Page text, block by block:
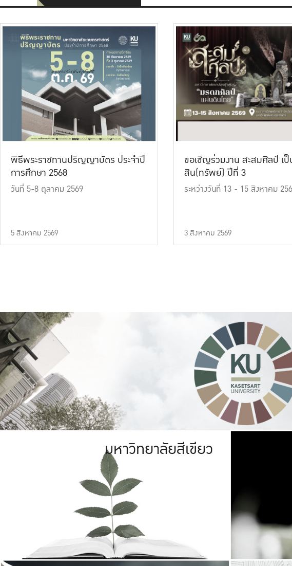
พิธีพระราชทานปริญญาบัตร ประจำปี
การศึกษา 2568
วันที่ 5-8 ตุลาคม 2569
5 สิงหาคม 2569
ขอเชิญร่วมงาน สะสมศิลป์ เ
สิน(ทรัพย์) ปีที่ 3
ระหว่างวันที่ 13 - 15 สิงหาคม
3 สิงหาคม 2569
มหาวิทยาลัยสีเขียว